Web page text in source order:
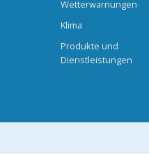
Wetterwarnungen
Klima
Produkte und
Dienstleistungen